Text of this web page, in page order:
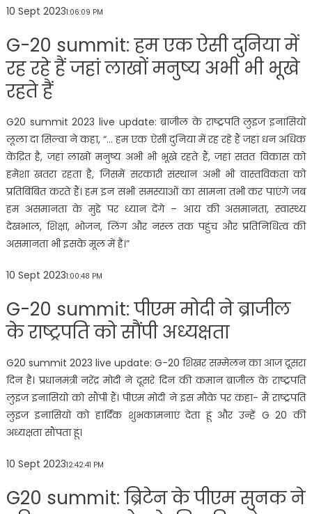
10 Sept 20231:06:09 PM
G-20 summit: हम एक ऐसी दुनिया में
रह रहे हैं जहां लाखों मनुष्य अभी भी भूखे
रहते हैं
G20 summit 2023 live update: ब्राजील के राष्ट्रपति लुइज इनासियो
लूला दा सिल्वा ने कहा, “… हम एक ऐसी दुनिया में रह रहे हैं जहां धन अधिक
केंद्रित है, जहां लाखों मनुष्य अभी भी भूखे रहते हैं, जहां सतत विकास को
हमेशा खतरा रहता है, जिसमें सरकारी संस्थान अभी भी वास्तविकता को
प्रतिबिंबित करते हैं। हम इन सभी समस्याओं का सामना तभी कर पाएंगे जब
हम असमानता के मुद्दे पर ध्यान देंगे – आय की असमानता, स्वास्थ्य
देखभाल, शिक्षा, भोजन, लिंग और नस्ल तक पहुंच और प्रतिनिधित्व की
असमानता भी इसके मूल में है।”
10 Sept 20231:00:48 PM
G-20 summit: पीएम मोदी ने ब्राजील
के राष्ट्रपति को सौंपी अध्यक्षता
G20 summit 2023 live update: G-20 शिखर सम्मेलन का आज दूसरा
दिन है। प्रधानमंत्री नरेंद्र मोदी ने दूसरे दिन की कमान ब्राजील के राष्ट्रपति
लुइज इनासियो को सौंपी हैं। पीएम मोदी ने इस मौके पर कहा- मैं राष्ट्रपति
लुइज इनासियो को हार्दिक शुभकामनाएं देता हूं और उन्हें G 20 की
अध्यक्षता सौंपता हूं।
10 Sept 202312:42:41 PM
G20 summit: ब्रिटेन के पीएम सुनक ने